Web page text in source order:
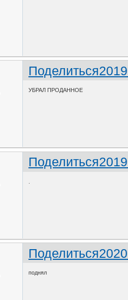
Поделиться
УБРАЛ ПРОДАННОЕ
Поделиться
Поделиться
поднял